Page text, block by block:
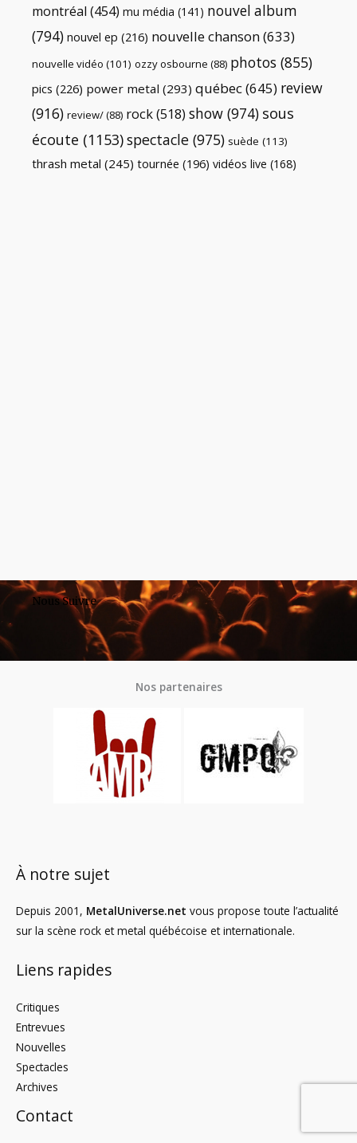
montréal (454) mu média (141) nouvel album
(794) nouvel ep (216) nouvelle chanson(633)
nouvelle vidéo (101) ozzy osbourne (88) photos (855)
pics (226) power metal (293) québec(645) review
(916) review/(88) rock(518) show (974) sous
écoute (1153)spectacle (975) suède (113)
thrash metal (245) tournée (196) vidéos live (168)
Nous Suivre
Nos partenaires
À notre sujet
Depuis 2001, MetalUniverse.net vous propose toute l’actualité
sur la scène rock et metal québécoise et internationale.
Liens rapides
Critiques
Entrevues
Nouvelles
Spectacles
Archives
Contact